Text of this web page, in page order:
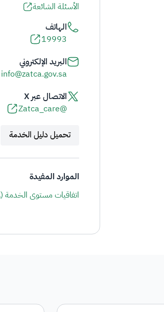
الأسئلة الشائعة
الهاتف
19993
البريد الإلكتروني
info@zatca.gov.sa
الاتصال عبر X
@Zatca_care
تحميل دليل الخدمة
الموارد المفيدة
اتفاقيات مستوى الخدمة (SLA)